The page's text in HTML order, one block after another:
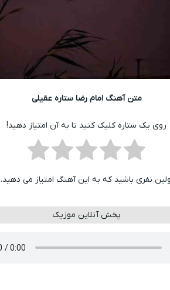
متن آهنگ امام رضا ستاره عقیلی
روی یک ستاره کلیک کنید تا به آن امتیاز دهید!
نفری باشید که به این آهنگ امتیاز می دهید.
پخش آنلاین موزیک